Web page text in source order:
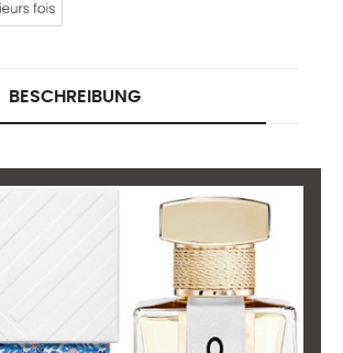
BESCHREIBUNG